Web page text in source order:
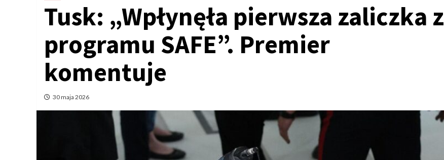
Tusk: „Wpłynęła pierwsza zaliczka z
programu SAFE”. Premier
komentuje
30 maja 2026